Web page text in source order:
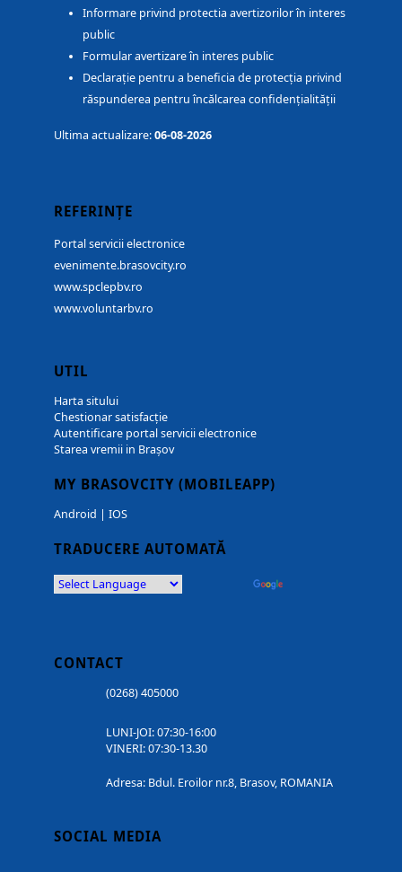
Informare privind protectia avertizorilor în interes
public
Formular avertizare în interes public
Declarație pentru a beneficia de protecția privind
răspunderea pentru încălcarea confidențialității
Ultima actualizare:06-08-2026
REFERINȚE
Portal servicii electronice
evenimente.brasovcity.ro
www.spclepbv.ro
www.voluntarbv.ro
UTIL
Harta sitului
Chestionar satisfacție
Autentificare portal servicii electronice
Starea vremii in Brașov
MY BRASOVCITY (MOBILEAPP)
Android | IOS
TRADUCERE AUTOMATĂ
CONTACT
(0268) 405000
LUNI-JOI: 07:30-16:00
VINERI: 07:30-13.30
Adresa: Bdul. Eroilor nr.8, Brasov, ROMANIA
SOCIAL MEDIA